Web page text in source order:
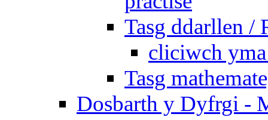
Tasg ddarllen /
cliciwch
Tasg
Dosbarth y Dyfrgi -